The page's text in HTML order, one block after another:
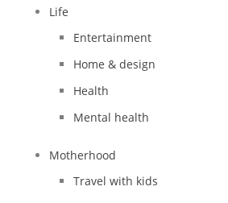
Life
Entertainment
Home & design
Health
Mental health
Motherhood
Travel with kids